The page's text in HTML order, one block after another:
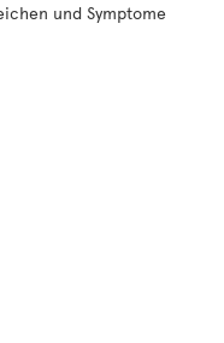
und Symptome